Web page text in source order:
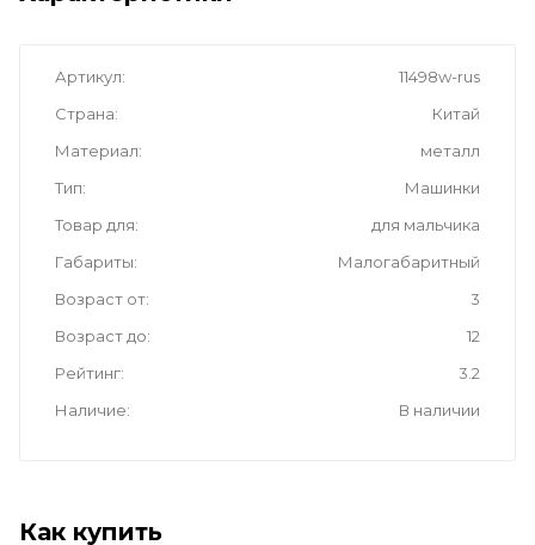
Артикул
11498w-rus
Страна
Китай
Материал
металл
Тип
Машинки
Товар для
для мальчика
Габариты
Малогабаритный
Возраст от
3
Возраст до
12
Рейтинг
3.2
Наличие
В наличии
Как купить